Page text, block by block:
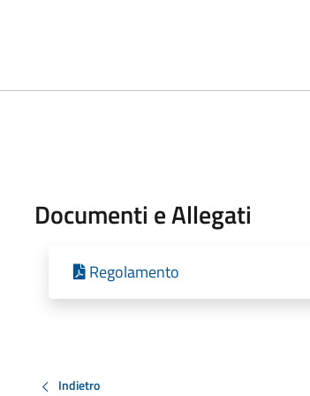
Documenti e Allegati
Regolamento
Indietro